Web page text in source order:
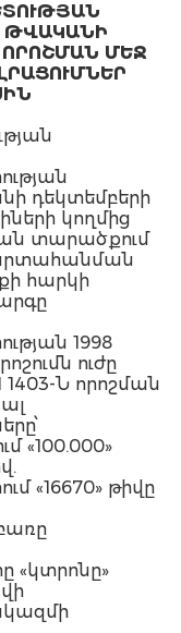
ԹՎԱԿԱՆԻ
ՈՐՈՇՄԱՆ ՄԵՋ
դեկտեմբերի
կողմից
տարածքում
հարկի
1998
ուժը
Ն որոշման
«100.000»
«16670» թիվը
«կտրոնը»